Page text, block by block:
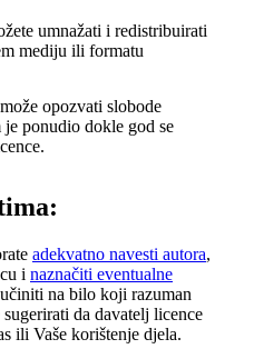
umnažati i redistribuirati
mediju ili formatu
opozvati slobode
ponudio dokle god se
adekvatno navesti autora,
i naznačiti eventualne
na bilo koji razuman
da davatelj licence
ili Vaše korištenje djela.